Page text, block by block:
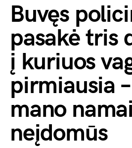
Buvęs
pasakė tris
į kuriuos
pirmiausia
mano
neįdomūs